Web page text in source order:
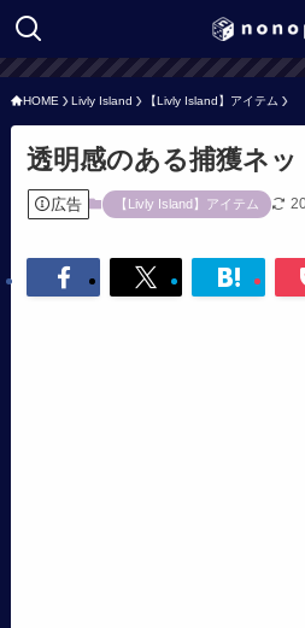
HOME Livly Island 【Livly Island】アイテム
透明感のある捕獲ネッ
広告 【Livly Island】アイテム